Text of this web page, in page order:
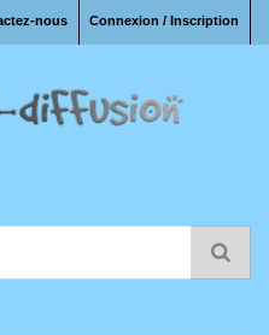
Connexion / Inscription
nous